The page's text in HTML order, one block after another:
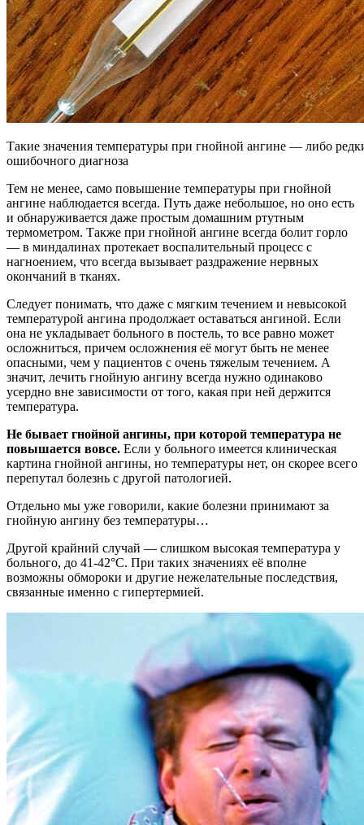
Такие значения температуры при гнойной ангине — либо
ошибочного диагноза
Тем не менее, само повышение температуры при гнойной
ангине наблюдается всегда. Путь даже небольшое, но оно есть
и обнаруживается даже простым домашним ртутным
термометром. Также при гнойной ангине всегда болит горло
— в миндалинах протекает воспалительный процесс с
нагноением, что всегда вызывает раздражение нервных
окончаний в тканях.
Следует понимать, что даже с мягким течением и невысокой
температурой ангина продолжает оставаться ангиной. Если
она не укладывает больного в постель, то все равно может
осложниться, причем осложнения её могут быть не менее
опасными, чем у пациентов с очень тяжелым течением. А
значит, лечить гнойную ангину всегда нужно одинаково
усердно вне зависимости от того, какая при ней держится
температура.
Не бывает гнойной ангины, при которой температура не
повышается вовсе. Если у больного имеется клиническая
картина гнойной ангины, но температуры нет, он скорее всего
перепутал болезнь с другой патологией.
Отдельно мы уже говорили, какие болезни принимают за
гнойную ангину без температуры…
Другой крайний случай — слишком высокая температура у
больного, до 41-42°С. При таких значениях её вполне
возможны обмороки и другие нежелательные последствия,
связанные именно с гипертермией.